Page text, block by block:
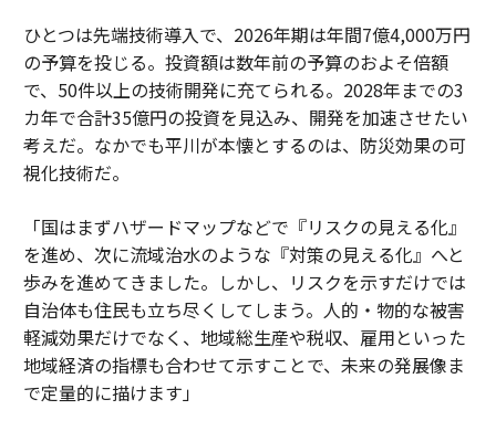
ひとつは先端技術導入で、2026年期は年間7億4,000万円
の予算を投じる。投資額は数年前の予算のおよそ倍額
で、50件以上の技術開発に充てられる。2028年までの3
カ年で合計35億円の投資を見込み、開発を加速させたい
考えだ。なかでも平川が本懐とするのは、防災効果の可
視化技術だ。
「国はまずハザードマップなどで『リスクの見える化』
を進め、次に流域治水のような『対策の見える化』へと
歩みを進めてきました。しかし、リスクを示すだけでは
自治体も住民も立ち尽くしてしまう。人的・物的な被害
軽減効果だけでなく、地域総生産や税収、雇用といった
地域経済の指標も合わせて示すことで、未来の発展像ま
で定量的に描けます」